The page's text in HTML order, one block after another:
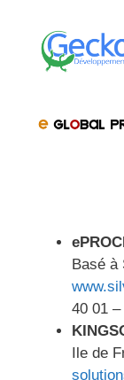
Basé à
40 01
Ile de